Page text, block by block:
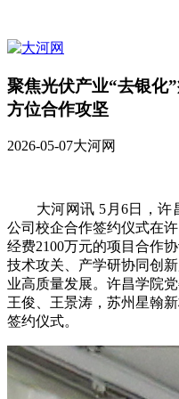
聚焦光伏产业“去银化
方位合作攻坚
2026-05-07大河网
大河网讯 5月6日，许
公司校企合作签约仪式在
经费2100万元的项目合作
技术攻关、产学研协同创
业高质量发展。许昌学院
王俊、王景涛，苏州星翰
签约仪式。